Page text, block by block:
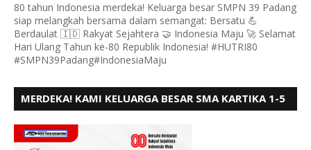
80 tahun Indonesia merdeka! Keluarga besar SMPN 39 Padang
siap melangkah bersama dalam semangat: Bersatu 💪
Berdaulat 🇮🇩 Rakyat Sejahtera 🤝 Indonesia Maju 🚀 Selamat
Hari Ulang Tahun ke-80 Republik Indonesia! #HUTRI80
#SMPN39Padang#IndonesiaMaju
MERDEKA! KAMI KELUARGA BESAR SMA KARTIKA 1-5
BERSATU BERD